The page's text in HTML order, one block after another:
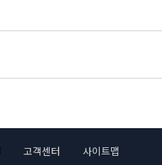
고객센터 사이트맵